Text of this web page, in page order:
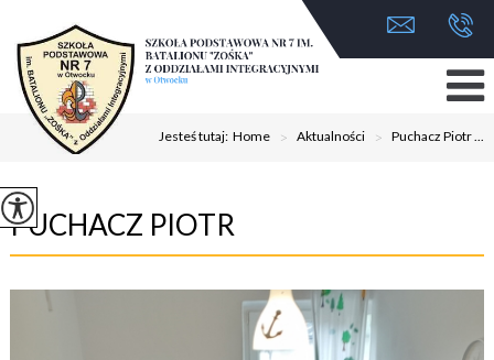
Jesteś tutaj:Home > Aktualności > Puchacz Piotr ...
PUCHACZ PIOTR